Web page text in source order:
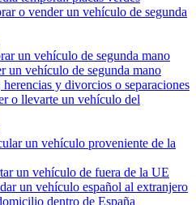
o vender un vehículo de segunda
un vehículo de segunda mano
un vehículo de segunda mano
y divorcios o separaciones
o llevarte un vehículo del
un vehículo proveniente de la
un vehículo de fuera de la UE
un vehículo español al extranjero
dentro de España